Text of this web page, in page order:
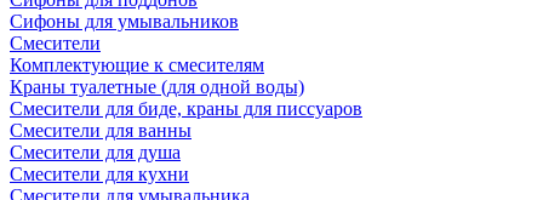
Сифоны для умывальников
Смесители
Комплектующие к смесителям
Краны туалетные (для одной воды)
Смесители для биде, краны для писсуаров
Смесители для ванны
Смесители для душа
Смесители для кухни
Смесители для умывальника